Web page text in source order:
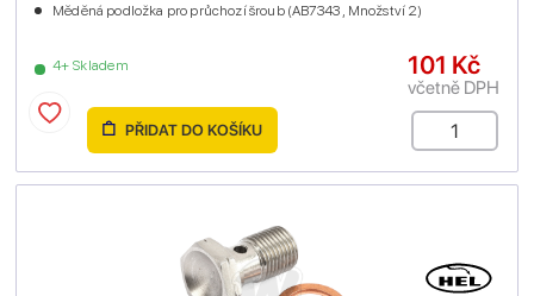
4+ Skladem
Měděná podložka pro průchozí šroub (AB7343 , Množství 2)
101 Kč
včetně DPH
PŘIDAT DO KOŠÍKU